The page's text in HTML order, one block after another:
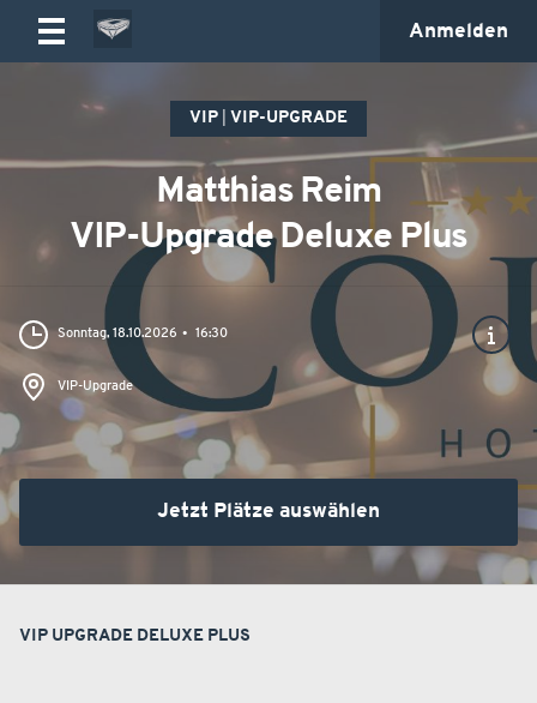
Anmelden
VIP VIP-UPGRADE
Matthias Reim
VIP-Upgrade Deluxe Plus
Sonntag, 18.10.2026 16:30
VIP-Upgrade
Jetzt Plätze auswählen
VIP UPGRADE DELUXE PLUS